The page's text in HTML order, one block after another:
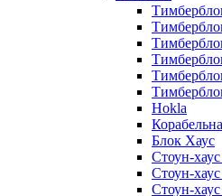
Hokla
Блок Хаус
Стоун-
Стоун-
Стоун-